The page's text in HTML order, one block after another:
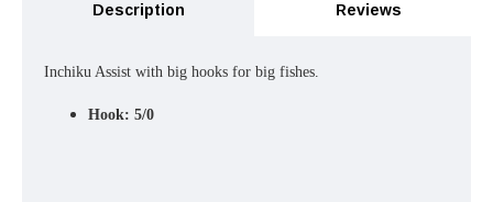
Description Reviews
Inchiku Assist with big hooks for big fishes.
Hook: 5/0